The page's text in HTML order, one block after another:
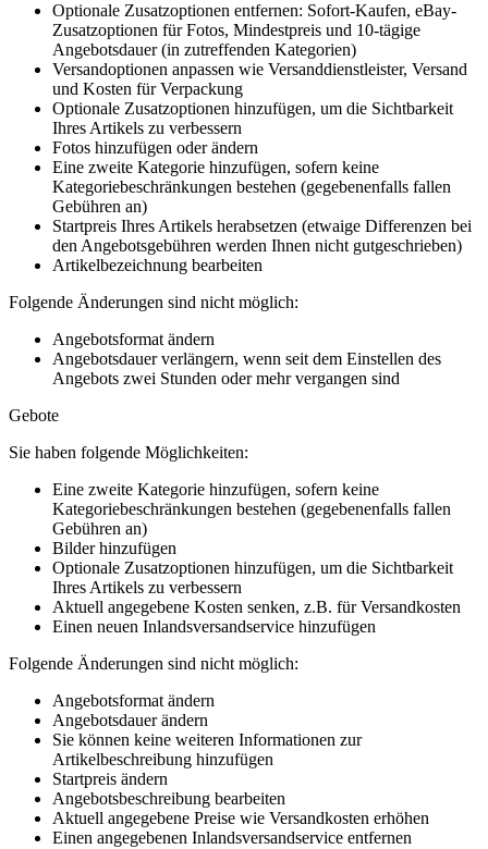
Optionale Zusatzoptionen entfernen: Sofort-Kaufen, eBay-
Zusatzoptionen für Fotos, Mindestpreis und 10-tägige
Angebotsdauer (in zutreffenden Kategorien)
Versandoptionen anpassen wie Versanddienstleister, Versand
und Kosten für Verpackung
Optionale Zusatzoptionen hinzufügen, um die Sichtbarkeit
Ihres Artikels zu verbessern
Fotos hinzufügen oder ändern
Eine zweite Kategorie hinzufügen, sofern keine
Kategoriebeschränkungen bestehen (gegebenenfalls fallen
Gebühren an)
Startpreis Ihres Artikels herabsetzen (etwaige Differenzen bei
den Angebotsgebühren werden Ihnen nicht gutgeschrieben)
Artikelbezeichnung bearbeiten
Folgende Änderungen sind nicht möglich:
Angebotsformat ändern
Angebotsdauer verlängern, wenn seit dem Einstellen des
Angebots zwei Stunden oder mehr vergangen sind
Gebote
Sie haben folgende Möglichkeiten:
Eine zweite Kategorie hinzufügen, sofern keine
Kategoriebeschränkungen bestehen (gegebenenfalls fallen
Gebühren an)
Bilder hinzufügen
Optionale Zusatzoptionen hinzufügen, um die Sichtbarkeit
Ihres Artikels zu verbessern
Aktuell angegebene Kosten senken, z.B. für Versandkosten
Einen neuen Inlandsversandservice hinzufügen
Folgende Änderungen sind nicht möglich:
Angebotsformat ändern
Angebotsdauer ändern
Sie können keine weiteren Informationen zur
Artikelbeschreibung hinzufügen
Startpreis ändern
Angebotsbeschreibung bearbeiten
Aktuell angegebene Preise wie Versandkosten erhöhen
Einen angegebenen Inlandsversandservice entfernen